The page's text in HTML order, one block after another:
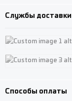
Службы доставки
Custom image 1
Способы оплаты